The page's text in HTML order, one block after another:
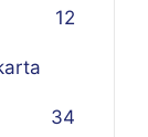
12
34